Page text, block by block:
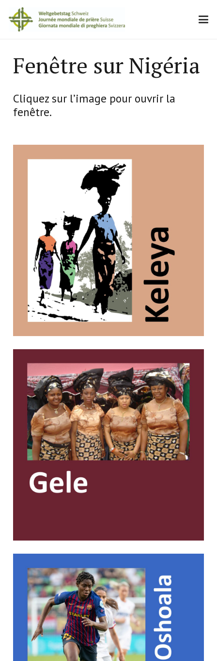
Fenêtre sur Nigéria
Cliquez sur l’image pour ouvrir la
fenêtre.